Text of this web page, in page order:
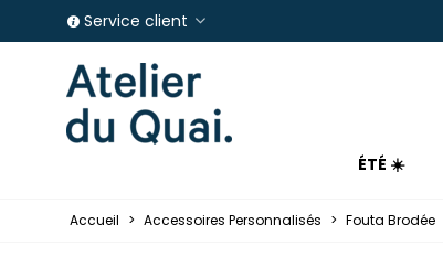
Service client
IN FRANCE
ÉTÉ ☀️
Accueil > Accessoires Personnalisés > Fouta Brodée